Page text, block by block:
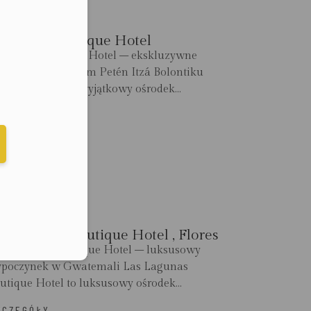
Boutique Hotel
Boutique Hotel – ekskluzywne
nad jeziorem Petén Itzá Bolontiku
Hotel to wyjątkowy ośrodek...
Lagunas Boutique Hotel , Flores
Lagunas Boutique Hotel – luksusowy
w Gwatemali Las Lagunas
Hotel to luksusowy ośrodek...
call
w formacie E164